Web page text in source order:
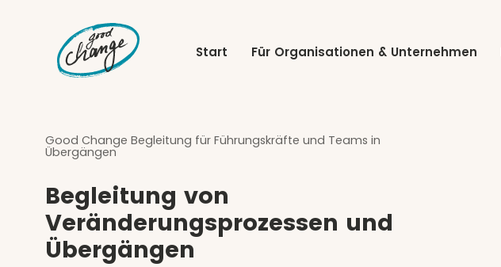
Start Für Organisationen & Unternehmen
Good Change Begleitung für Führungskräfte und Teams in
Übergängen
Begleitung von
Veränderungsprozessen und
Übergängen